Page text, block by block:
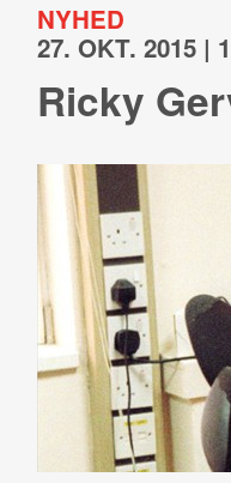
NYHED
27. OKT. 2015 |
Ricky